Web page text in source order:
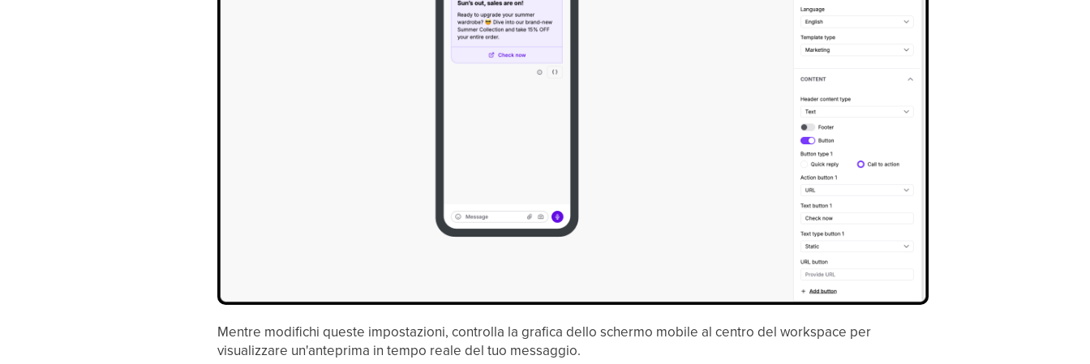
Mentre modifichi queste impostazioni, controlla la grafica dello schermo mobile al centro del workspace per
visualizzare un'anteprima in tempo reale del tuo messaggio.